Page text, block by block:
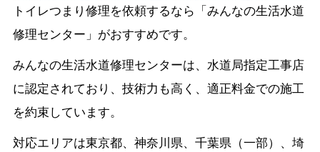
トイレつまり修理を依頼するなら「みんなの生活水道
修理センター」がおすすめです。
みんなの生活水道修理センターは、水道局指定工事店
に認定されており、技術力も高く、適正料金での施工
を約束しています。
対応エリアは東京都、神奈川県、千葉県（一部）、埼